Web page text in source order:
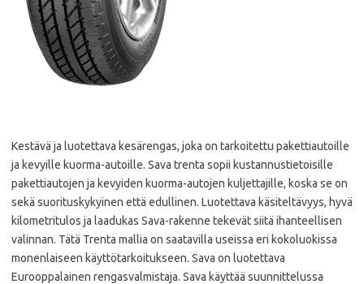
Kestävä ja luotettava kesärengas, joka on tarkoitettu pakettiautoille
ja kevyille kuorma-autoille. Sava trenta sopii kustannustietoisille
pakettiautojen ja kevyiden kuorma-autojen kuljettajille, koska se on
sekä suorituskykyinen että edullinen. Luotettava käsiteltävyys, hyvä
kilometritulos ja laadukas Sava-rakenne tekevät siitä ihanteellisen
valinnan. Tätä Trenta mallia on saatavilla useissa eri kokoluokissa
monenlaiseen käyttötarkoitukseen. Sava on luotettava
Eurooppalainen rengasvalmistaja. Sava käyttää suunnittelussa